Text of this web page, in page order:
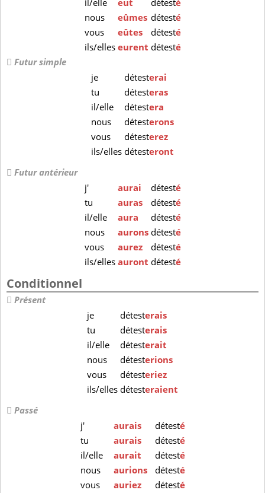
il/elle eut détesté
nous
eûmes détesté
vous
eûtes détesté
ils/elles eurent détesté
Futur simple
je
détesterai
tu
détesteras
il/elle
détestera
nous
détesterons
vous
détesterez
ils/ellesdétesteront
Futur antérieur
j'
aurai détesté
tu
auras détesté
il/elle
aura détesté
nous
aurons détesté
vous
aurez détesté
ils/elles auront détesté
Conditionnel
Présent
je
détesterais
tu
détesterais
il/elle
détesterait
nous
détesterions
vous
détesteriez
ils/ellesdétesteraient
Passé
j'
aurais détesté
tu
aurais détesté
il/elle
aurait détesté
nous
aurions détesté
vous
auriez détesté